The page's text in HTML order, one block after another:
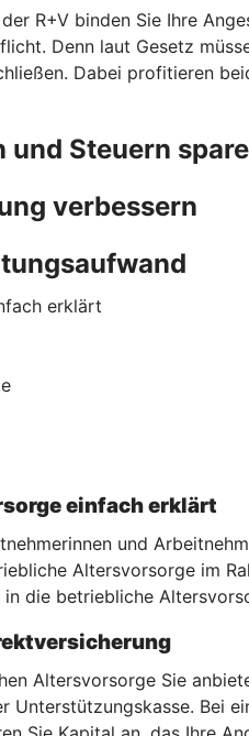
R+V binden Sie Ihre
Denn laut Gesetz
Dabei profitieren
und Steuern
verbessern
erklärt
einfach erklärt
und
Altersvorsorge im
die betriebliche
Altersvorsorge Sie
Unterstützungskasse. Bei